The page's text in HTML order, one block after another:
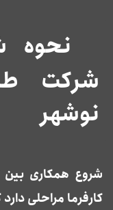
نحوه
شرکت
نوشهر
شروع همکاری
کارفرما مراحلی